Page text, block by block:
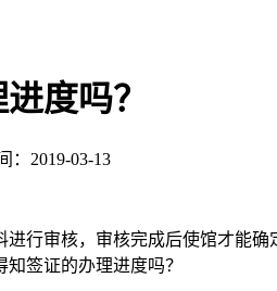
度吗？
：2019-03-13
审核，审核完成后使馆才能确
签证的办理进度吗？